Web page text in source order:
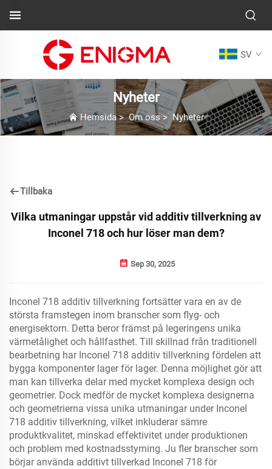
SV
Nyheter
Hemsida>Om oss > Nyheter
Tillbaka
Vilka utmaningar uppstår vid additiv tillverkning av
Inconel 718 och hur löser man dem?
Sep 30, 2025
Inconel 718 additiv tillverkning fortsätter vara en av de
största framstegen inom branscher som flyg- och
energisektorn. Detta beror främst på legeringens unika
värmetålighet och hållfasthet. Till skillnad från traditionell
bearbetning har Inconel 718 additiv tillverkning fördelen att
bygga komponenter lager för lager. Denna möjlighet gör att
man kan tillverka delar med mycket komplexa design och
geometrier. Dock medför de mycket komplexa designerna
och geometrierna vissa unika utmaningar under Inconel
718 additiv tillverkning, vilket inkluderar sämre
produktkvalitet, minskad effektivitet under produktionen
och problem med kostnadsstyrning. Ju fler branscher som
börjar använda additivt tillverkad Inconel 718 för